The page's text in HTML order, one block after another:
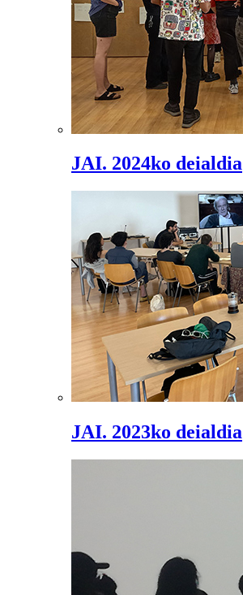
JAI. 2024ko deialdia
JAI. 2023ko deialdia